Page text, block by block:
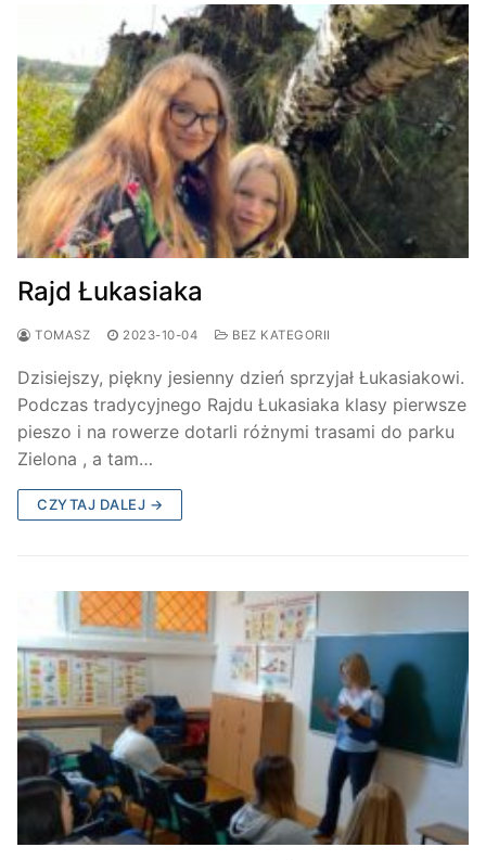
Rajd Łukasiaka
TOMASZ 2023-10-04 BEZ KATEGORII
Dzisiejszy, piękny jesienny dzień sprzyjał Łukasiakowi.
Podczas tradycyjnego Rajdu Łukasiaka klasy pierwsze
pieszo i na rowerze dotarli różnymi trasami do parku
Zielona , a tam…
CZYTAJ DALEJ →